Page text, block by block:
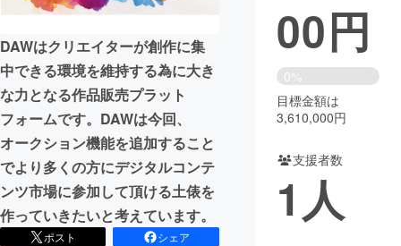
映像・映画 書籍・雑誌
ビジネス・起業 チャレンジ
まちづくり・地域活性化
CAMPFIRE for Social Good
CAMPFIRE Creation
CAMPFIREふるさと納税machi-ya コミュニティ
DAWはクリエイターが創作に集
中できる環境を維持する為に大き
な力となる作品販売プラット
フォームです。DAWは今回、
オークション機能を追加すること
でより多くの方にデジタルコンテ
ンツ市場に参加して頂ける土俵を
作っていきたいと考えています。
ポスト
シェア
00円
0%
目標金額は
3,610,000円
支援者数
1人